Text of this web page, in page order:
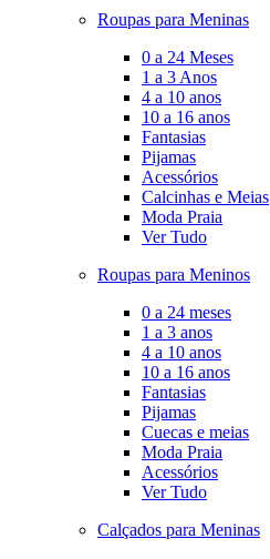
Roupas para Meninas
0 a 24 Meses
1 a 3 Anos
4 a 10 anos
10 a 16 anos
Fantasias
Pijamas
Acessórios
Calcinhas e Meias
Moda Praia
Ver Tudo
Roupas para Meninos
0 a 24 meses
1 a 3 anos
4 a 10 anos
10 a 16 anos
Fantasias
Pijamas
Cuecas e meias
Moda Praia
Acessórios
Ver Tudo
Calçados para Meninas